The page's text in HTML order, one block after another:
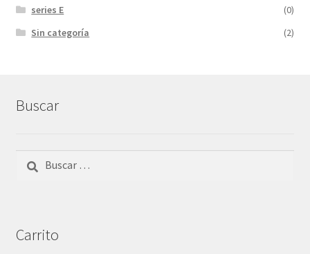
series E
(0)
Sin categoría
(2)
Buscar
Carrito